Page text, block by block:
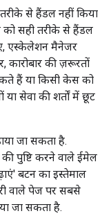
से हैंडल नहीं किया
को सही तरीके से हैंडल
एस्केलेशन मैनेजर
की ज़रूरतों
हैं या किसी केस को
या सेवा की शर्तों में छूट
जा सकता है.
पुष्टि करने वाले ईमेल
बटन का इस्तेमाल
वाले पेज पर सबसे
जा सकता है.